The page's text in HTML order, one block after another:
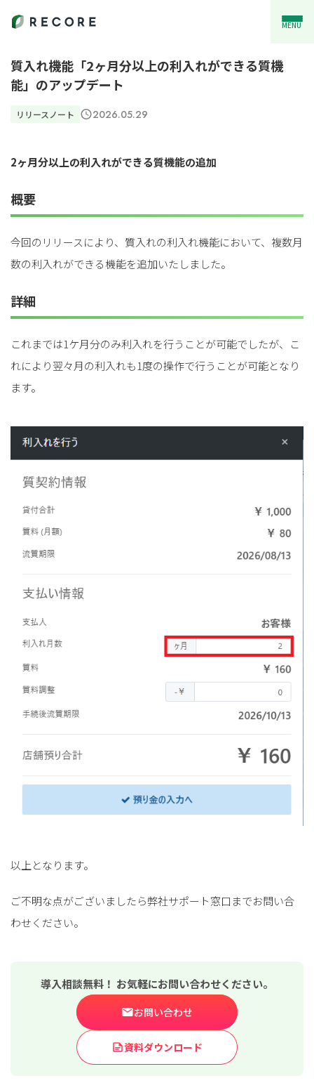
MENU
質入れ機能「2ヶ月分以上の利入れができる質機
能」のアップデート
リリースノート 2026.05.29
2ヶ月分以上の利入れができる質機能の追加
概要
今回のリリースにより、質入れの利入れ機能において、複数月
数の利入れができる機能を追加いたしました。
詳細
これまでは1ケ月分のみ利入れを行うことが可能でしたが、こ
れにより翌々月の利入れも1度の操作で行うことが可能となり
ます。
以上となります。
ご不明な点がございましたら弊社サポート窓口までお問い合
わせください。
導入相談無料！ お気軽にお問い合わせください。
お問い合わせ
資料ダウンロード